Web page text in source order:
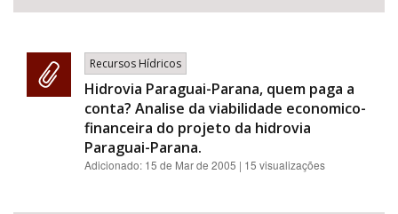
Recursos Hídricos
Hidrovia Paraguai-Parana, quem paga a
conta? Analise da viabilidade economico-
financeira do projeto da hidrovia
Paraguai-Parana.
Adicionado: 15 de Mar de 2005 | 15 visualizações